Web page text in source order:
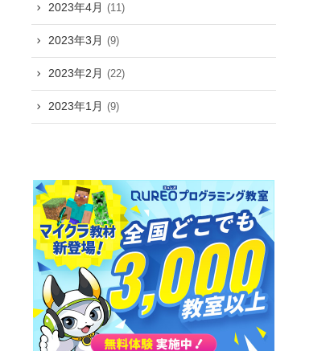
2023年4月 (11)
2023年3月 (9)
2023年2月 (22)
2023年1月 (9)